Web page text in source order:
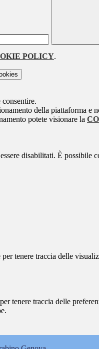
POLICY.
della piattaforma e
potete visionare la
disabilitati. È possibile
tenere traccia delle
tenere traccia delle